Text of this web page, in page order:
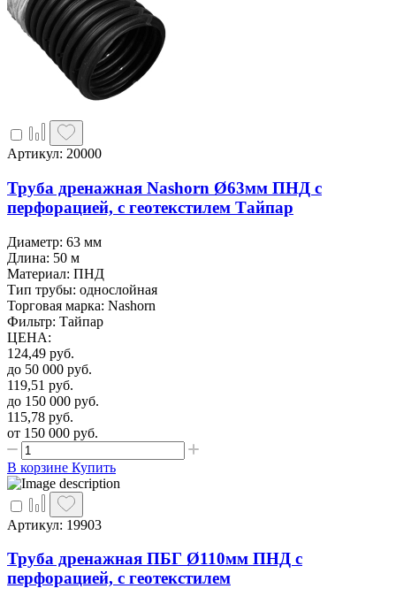
Артикул: 20000
Труба дренажная Nashorn Ø63мм ПНД с
перфорацией, с геотекстилем Тайпар
Диаметр: 63 мм
Длина: 50 м
Материал: ПНД
Тип трубы: однослойная
Торговая марка: Nashorn
Фильтр: Тайпар
ЦЕНА:
124,49 руб.
до 50 000 руб.
119,51 руб.
до 150 000 руб.
115,78 руб.
от 150 000 руб.
В корзине Купить
Артикул: 19903
Труба дренажная ПБГ Ø110мм ПНД с
перфорацией, с геотекстилем